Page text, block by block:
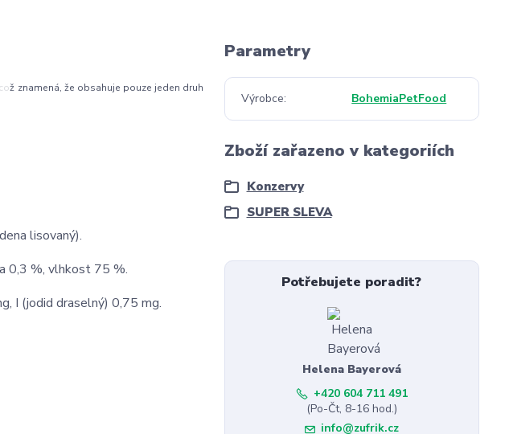
znamená, že obsahuje pouze jeden druh
lisovaný).
0,3 %, vlhkost 75 %.
I (jodid draselný) 0,75 mg.
Parametry
Výrobce BohemiaPetFood
Zboží zařazeno v kategoriích
Konzervy
SUPER SLEVA
Potřebujete poradit?
Helena Bayerová
+420 604 711 491
(Po-Čt, 8-16 hod.)
info@zufrik.cz